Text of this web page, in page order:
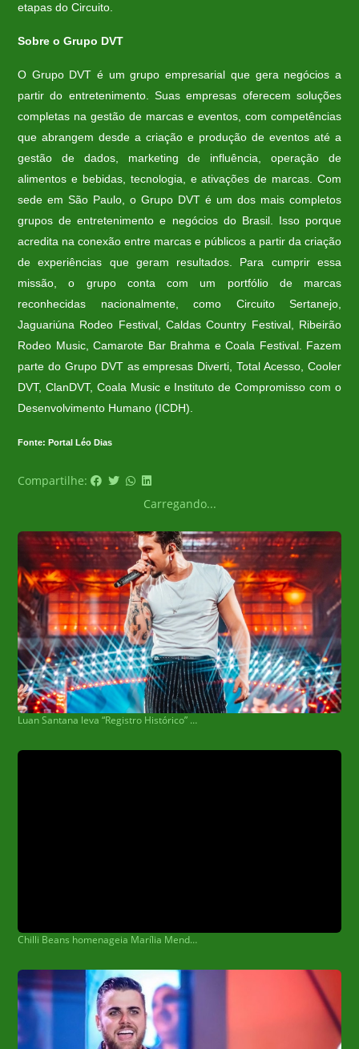
etapas do Circuito.
Sobre o Grupo DVT
O Grupo DVT é um grupo empresarial que gera negócios a
partir do entretenimento. Suas empresas oferecem soluções
completas na gestão de marcas e eventos, com competências
que abrangem desde a criação e produção de eventos até a
gestão de dados, marketing de influência, operação de
alimentos e bebidas, tecnologia, e ativações de marcas. Com
sede em São Paulo, o Grupo DVT é um dos mais completos
grupos de entretenimento e negócios do Brasil. Isso porque
acredita na conexão entre marcas e públicos a partir da criação
de experiências que geram resultados. Para cumprir essa
missão, o grupo conta com um portfólio de marcas
reconhecidas nacionalmente, como Circuito Sertanejo,
Jaguariúna Rodeo Festival, Caldas Country Festival, Ribeirão
Rodeo Music, Camarote Bar Brahma e Coala Festival. Fazem
parte do Grupo DVT as empresas Diverti, Total Acesso, Cooler
DVT, ClanDVT, Coala Music e Instituto de Compromisso com o
Desenvolvimento Humano (ICDH).
Fonte: Portal Léo Dias
Compartilhe:
Carregando...
Luan Santana leva “Registro Histórico” para Cuiabá, após ingressos esgotados em SP e BH
Chilli Beans homenageia Marília Mendonça com coleção especial